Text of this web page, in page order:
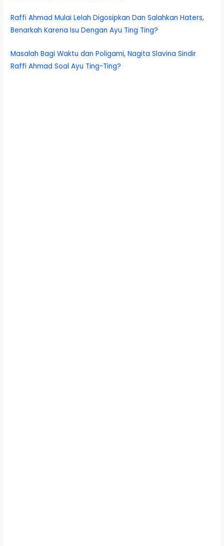
Raffi Ahmad Mulai Lelah Digosipkan Dan Salahkan Haters,
Benarkah Karena Isu Dengan Ayu Ting Ting?
Masalah Bagi Waktu dan Poligami, Nagita Slavina Sindir
Raffi Ahmad Soal Ayu Ting-Ting?